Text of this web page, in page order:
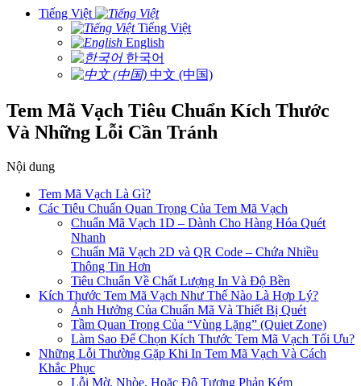
Tiếng Việt
Tiếng Việt
English
한국어
中文 (中国)
Tem Mã Vạch Tiêu Chuẩn Kích Thước
Và Những Lỗi Cần Tránh
Nội dung
Tem Mã Vạch Là Gì?
Các Tiêu Chuẩn Quan Trọng Của Tem Mã Vạch
Chuẩn Mã Vạch 1D – Dành Cho Hàng Hóa Quét
Nhanh
Chuẩn Mã Vạch 2D và QR Code – Chứa Nhiều
Thông Tin Hơn
Tiêu Chuẩn Về Chất Lượng In Và Độ Bền
Kích Thước Tem Mã Vạch Như Thế Nào Là Hợp Lý?
Ảnh Hưởng Của Chuẩn Mã Và Thiết Bị Quét
Tầm Quan Trọng Của “Vùng Lặng” (Quiet Zone)
Làm Sao Để Chọn Kích Thước Tem Mã Vạch Tối Ưu?
Những Lỗi Thường Gặp Khi In Tem Mã Vạch Và Cách
Khắc Phục
Lỗi Mờ, Nhòe, Hoặc Độ Tương Phản Kém